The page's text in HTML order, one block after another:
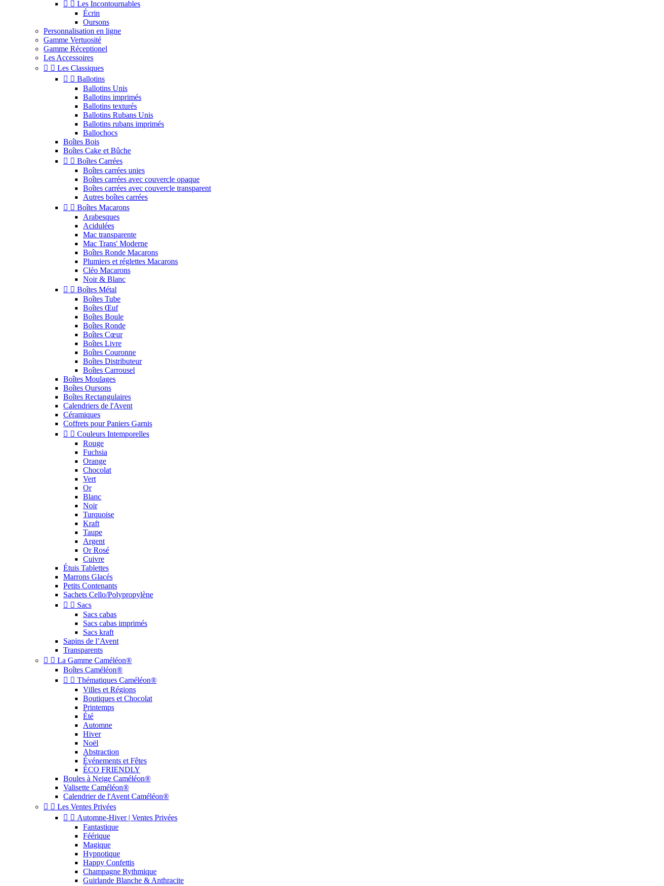
  Les Incontournables
Écrin
Oursons
Personnalisation en ligne
Gamme Vertuosité
Gamme Réceptionel
Les Accessoires
  Les Classiques
  Ballotins
Ballotins Unis
Ballotins imprimés
Ballotins texturés
Ballotins Rubans Unis
Ballotins rubans imprimés
Ballochocs
Boîtes Bois
Boîtes Cake et Bûche
  Boîtes Carrées
Boîtes carrées unies
Boîtes carrées avec couvercle opaque
Boîtes carrées avec couvercle transparent
Autres boîtes carrées
  Boîtes Macarons
Arabesques
Acidulées
Mac transparente
Mac Trans' Moderne
Boîtes Ronde Macarons
Plumiers et réglettes Macarons
Cléo Macarons
Noir & Blanc
  Boîtes Métal
Boîtes Tube
Boîtes Œuf
Boîtes Boule
Boîtes Ronde
Boîtes Cœur
Boîtes Livre
Boîtes Couronne
Boîtes Distributeur
Boîtes Carrousel
Boîtes Moulages
Boîtes Oursons
Boîtes Rectangulaires
Calendriers de l'Avent
Céramiques
Coffrets pour Paniers Garnis
  Couleurs Intemporelles
Rouge
Fuchsia
Orange
Chocolat
Vert
Or
Blanc
Noir
Turquoise
Kraft
Taupe
Argent
Or Rosé
Cuivre
Étuis Tablettes
Marrons Glacés
Petits Contenants
Sachets Cello/Polypropylène
  Sacs
Sacs cabas
Sacs cabas imprimés
Sacs kraft
Sapins de l’Avent
Transparents
  La Gamme Caméléon®
Boîtes Caméléon®
  Thématiques Caméléon®
Villes et Régions
Boutiques et Chocolat
Printemps
Été
Automne
Hiver
Noël
Abstraction
Événements et Fêtes
ÉCO FRIENDLY
Boules à Neige Caméléon®
Valisette Caméléon®
Calendrier de l'Avent Caméléon®
  Les Ventes Privées
  Automne-Hiver | Ventes Privées
Fantastique
Féérique
Magique
Hypnotique
Happy Confettis
Champagne Rythmique
Guirlande Blanche & Anthracite